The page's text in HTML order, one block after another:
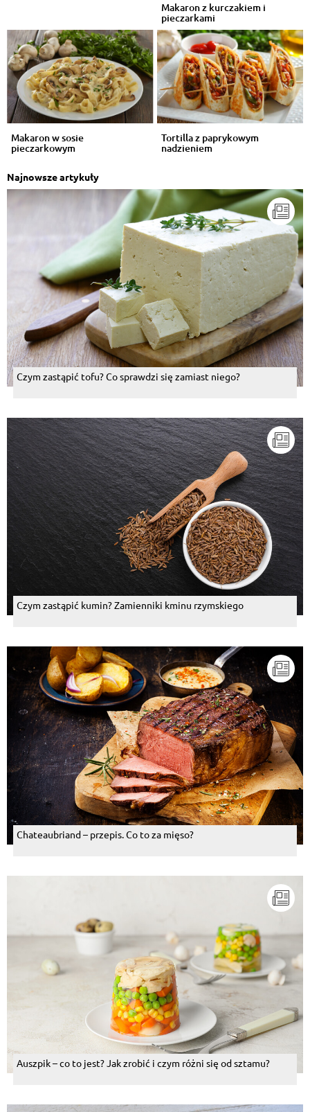
Makaron z kurczakiem i
pieczarkami
Makaron w sosie
pieczarkowym
Tortilla z paprykowym
nadzieniem
Najnowsze artykuły
Czym zastąpić tofu? Co sprawdzi się zamiast niego?
Czym zastąpić kumin? Zamienniki kminu rzymskiego
Chateaubriand – przepis. Co to za mięso?
Auszpik – co to jest? Jak zrobić i czym różni się od sztamu?